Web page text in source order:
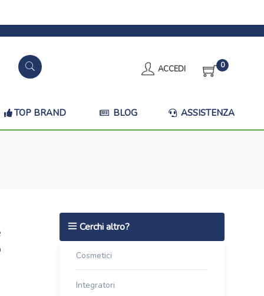
ACCEDI 0
TOP BRAND BLOG ASSISTENZA
Cerchi altro?
Cosmetici
Integratori